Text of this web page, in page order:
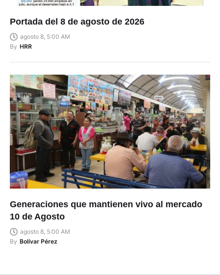
Portada del 8 de agosto de 2026
agosto 8, 5:00 AM
By HRR
Generaciones que mantienen vivo al mercado
10 de Agosto
agosto 8, 5:00 AM
By Bolívar Pérez